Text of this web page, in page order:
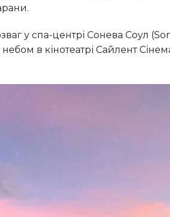
в кінотеатрі Сайлент